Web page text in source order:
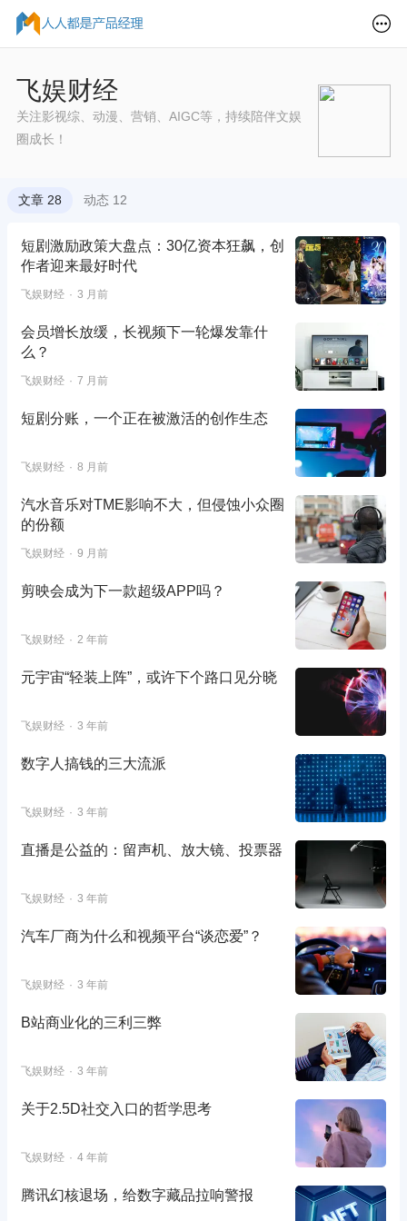
飞娱财经
关注影视综、动漫、营销、AIGC等，持续陪伴文娱
圈成长！
文章 28 动态 12
短剧激励政策大盘点：30亿资本狂飙，创
作者迎来最好时代
飞娱财经 3 月前
会员增长放缓，长视频下一轮爆发靠什
么？
飞娱财经 7 月前
短剧分账，一个正在被激活的创作生态
飞娱财经 8 月前
汽水音乐对TME影响不大，但侵蚀小众圈
的份额
飞娱财经 9 月前
剪映会成为下一款超级APP吗？
飞娱财经 2 年前
元宇宙“轻装上阵”，或许下个路口见分晓
飞娱财经 3 年前
数字人搞钱的三大流派
飞娱财经 3 年前
直播是公益的：留声机、放大镜、投票器
飞娱财经 3 年前
汽车厂商为什么和视频平台“谈恋爱”？
飞娱财经 3 年前
B站商业化的三利三弊
飞娱财经 3 年前
关于2.5D社交入口的哲学思考
飞娱财经 4 年前
腾讯幻核退场，给数字藏品拉响警报